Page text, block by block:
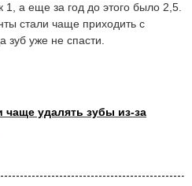
1, а еще за год до этого было 2,5.
стали чаще приходить с
зуб уже не спасти.
удалять зубы из-за